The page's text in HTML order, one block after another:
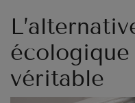
véritable